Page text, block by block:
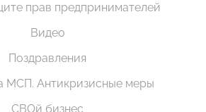
прав предпринимателей
Видео
Поздравления
МСП. Антикризисные меры
СВОй бизнес